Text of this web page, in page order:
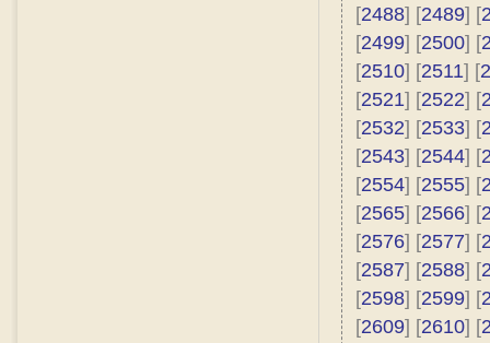
[2488] [2489] [
[2499] [2500] [
[2510] [2511] [
[2521] [2522] [
[2532] [2533] [
[2543] [2544] [
[2554] [2555] [
[2565] [2566] [
[2576] [2577] [
[2587] [2588] [
[2598] [2599] [
[2609] [2610] [